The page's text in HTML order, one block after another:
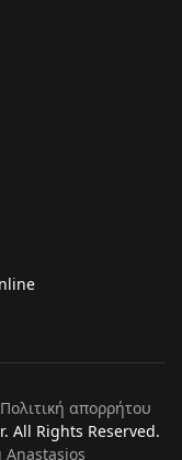
Πολιτική απορρήτου
All Rights Reserved.
Anastasios